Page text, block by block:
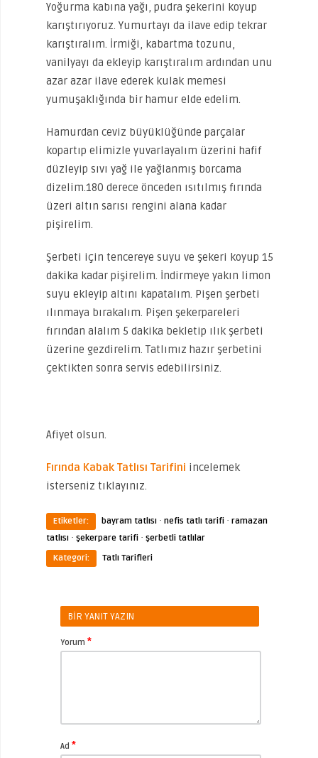
Yoğurma kabına yağı, pudra şekerini koyup
karıştırıyoruz. Yumurtayı da ilave edip tekrar
karıştıralım. İrmiği, kabartma tozunu,
vanilyayı da ekleyip karıştıralım ardından unu
azar azar ilave ederek kulak memesi
yumuşaklığında bir hamur elde edelim.
Hamurdan ceviz büyüklüğünde parçalar
kopartıp elimizle yuvarlayalım üzerini hafif
düzleyip sıvı yağ ile yağlanmış borcama
dizelim.180 derece önceden ısıtılmış fırında
üzeri altın sarısı rengini alana kadar
pişirelim.
Şerbeti için tencereye suyu ve şekeri koyup 15
dakika kadar pişirelim. İndirmeye yakın limon
suyu ekleyip altını kapatalım. Pişen şerbeti
ılınmaya bırakalım. Pişen şekerpareleri
fırından alalım 5 dakika bekletip ılık şerbeti
üzerine gezdirelim. Tatlımız hazır şerbetini
çektikten sonra servis edebilirsiniz.
Afiyet olsun.
Fırında Kabak Tatlısı Tarifini incelemek
isterseniz tıklayınız.
Etiketler: bayram tatlısı · nefis tatlı tarifi · ramazan
tatlısı · şekerpare tarifi · şerbetli tatlılar
Kategori:
Tatlı Tarifleri
BIR YANIT YAZIN
Yorum *
Ad *